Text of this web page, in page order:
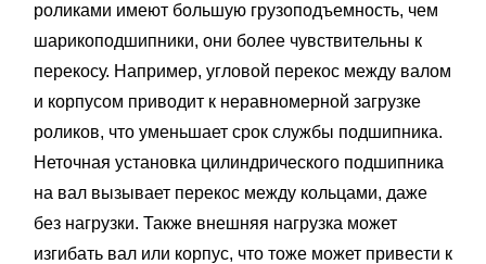
роликами имеют большую грузоподъемность, чем
шарикоподшипники, они более чувствительны к
перекосу. Например, угловой перекос между валом
и корпусом приводит к неравномерной загрузке
роликов, что уменьшает срок службы подшипника.
Неточная установка цилиндрического подшипника
на вал вызывает перекос между кольцами, даже
без нагрузки. Также внешняя нагрузка может
изгибать вал или корпус, что тоже может привести к